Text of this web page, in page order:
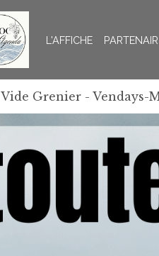
L'AFFICHE
Vide Grenier - Vendays-